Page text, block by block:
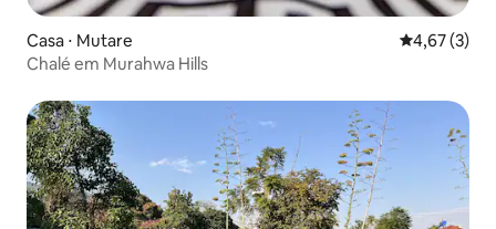
Casa ⋅ Mutare 4,67 de
4,67 (3)
Chalé em Murahwa Hills